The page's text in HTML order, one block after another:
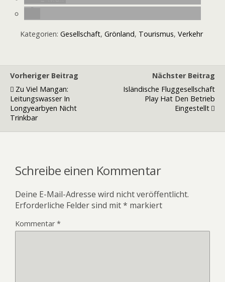
Kategorien: Gesellschaft, Grönland, Tourismus, Verkehr
Vorheriger Beitrag
Zu Viel Mangan:
Leitungswasser In
Longyearbyen Nicht
Trinkbar
Nächster Beitrag
Isländische Fluggesellschaft
Play Hat Den Betrieb
Eingestellt
Schreibe einen Kommentar
Deine E-Mail-Adresse wird nicht veröffentlicht.
Erforderliche Felder sind mit* markiert
Kommentar*